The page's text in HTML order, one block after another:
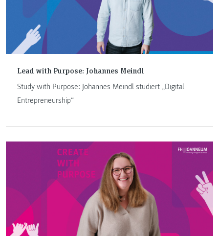
Lead with Purpose: Johannes Meindl
Study with Purpose: Johannes Meindl studiert „Digital
Entrepreneurship“